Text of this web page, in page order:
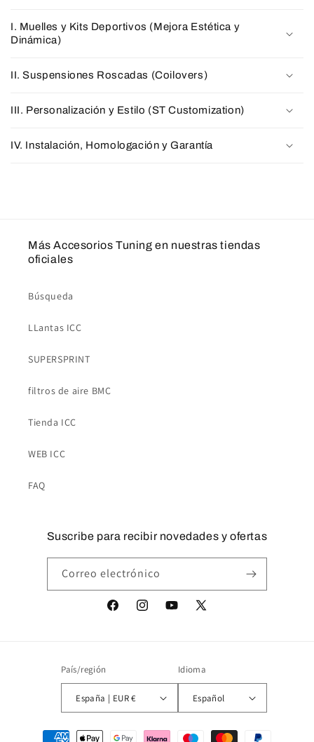
I. Muelles y Kits Deportivos (Mejora Estética y
Dinámica)
II. Suspensiones Roscadas (Coilovers)
III. Personalización y Estilo (ST Customization)
IV. Instalación, Homologación y Garantía
Más Accesorios Tuning en nuestras tiendas
oficiales
Búsqueda
LLantas ICC
SUPERSPRINT
filtros de aire BMC
Tienda ICC
WEB ICC
FAQ
Suscribe para recibir novedades y ofertas
Correo electrónico
FacebookInstagramYouTube
X
País/región
España | EUR €
Idioma
Español
Formas